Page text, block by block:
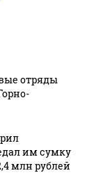
отряды
им сумку
млн рублей